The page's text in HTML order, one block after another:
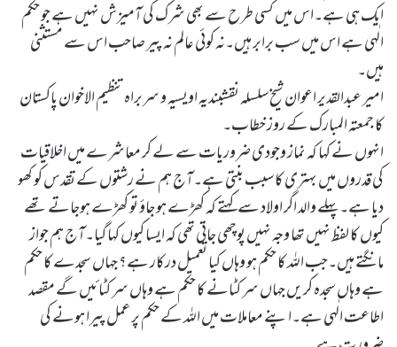
ایک ہی ہے۔اس میں کسی طرح سے بھی شرک کی آمیزش نہیں ہے جو حکم
الٰہی ہے اس میں سب برابر ہیں۔نہ کوئی عالم نہ پیر صاحب اس سے مستثنی
ہیں۔
امیر عبدالقدیر اعوان شیخ سلسلہ نقشبندیہ اویسیہ و سربراہ تنظیم الاخوان پاکستان
کا جمعتہ المبارک کے روز خطاب۔
انہوں نے کہا کہ نماز وجودی ضروریات سے لے کر معاشرے میں اخلاقیات
کی قدروں میں بہتری کا سبب بنتی ہے۔آج ہم نے رشتوں کے تقدس کو کھو
دیا ہے۔پہلے والد اگر اولاد سے کہتے کہ کھڑے ہو جاؤ تو کھڑے ہوجاتے تھے
کیوں کا لفظ نہیں تھا وجہ نہیں پوچھی جاتی تھی کہ ایسا کیوں کہا گیا۔آج ہم جواز
مانگتے ہیں۔جب اللہ کا حکم ہو وہاں کیا تعمیل درکار ہے؟ جہاں سجدے کا حکم
ہے وہاں سجدہ کریں جہاں سر کٹانے کا حکم ہے وہاں سر کٹائیں گے مقصد
اطاعت الٰہی ہے۔اپنے معاملات میں اللہ کے حکم پر عمل پیرا ہونے کی